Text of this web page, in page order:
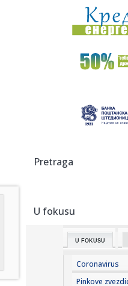
00:44:Dogodilo
00:44:Zvezda
(FOTO...
Nissan
rezervoarom
00:29:Evropa
00:05:
00:04: Vukotić
00:01:Na
Pretraga
U fokusu
U FOKUSU
Coronavirus
Pinkove